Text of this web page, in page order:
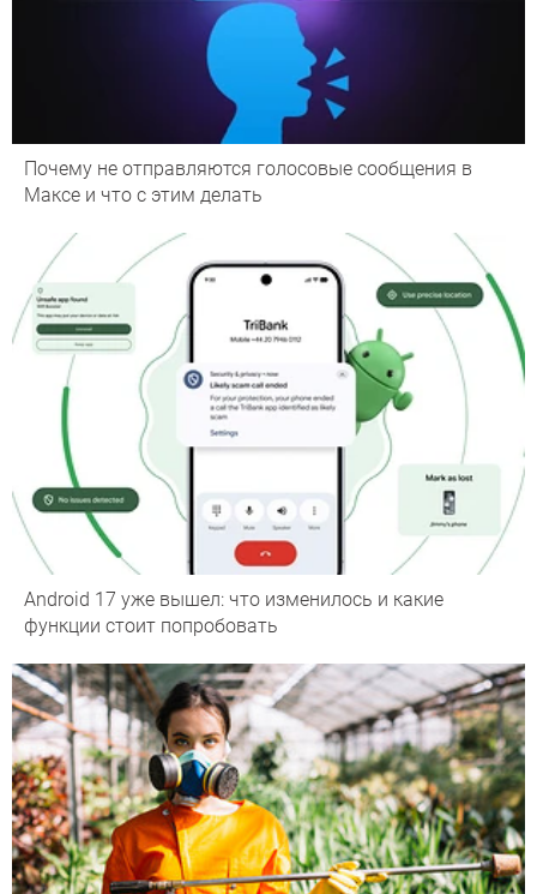
Почему не отправляются голосовые сообщения в
Максе и что с этим делать
Android 17 уже вышел: что изменилось и какие
функции стоит попробовать